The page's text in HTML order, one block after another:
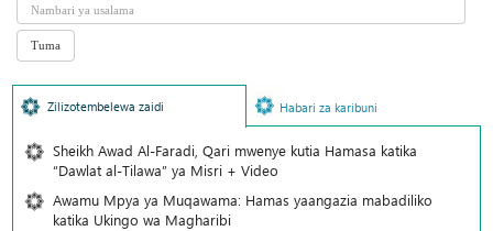
Zilizotembelewa zaidi Habari za karibuni
Sheikh Awad Al-Faradi, Qari mwenye kutia Hamasa katika
“Dawlat al-Tilawa” ya Misri + Video
Awamu Mpya ya Muqawama: Hamas yaangazia mabadiliko
katika Ukingo wa Magharibi